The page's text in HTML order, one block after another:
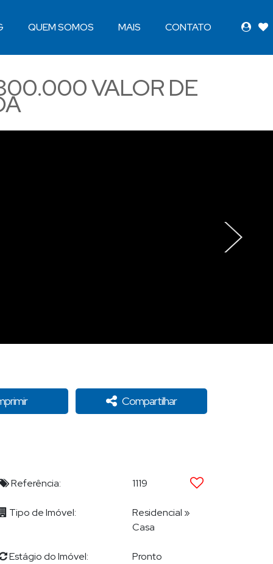
CONTATO
MAIS
QUEM SOMOS
VALOR DE
›
Compartilhar
Referência: 1119
Tipo de Imóvel: Residencial »
Casa
Estágio do Imóvel: Pronto